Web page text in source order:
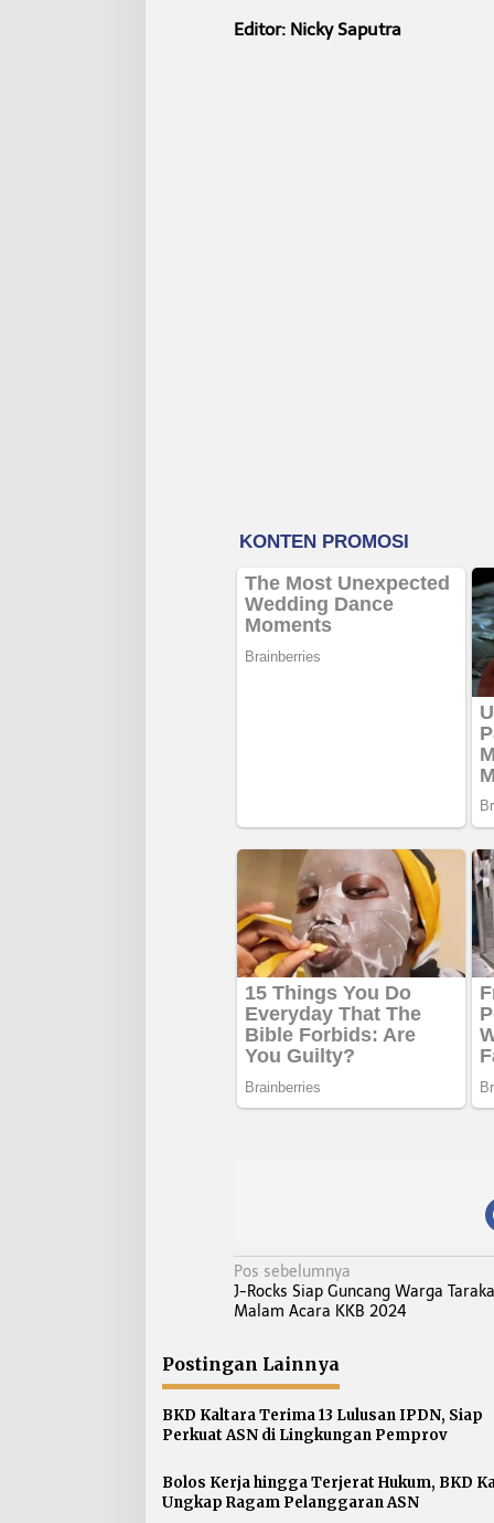
Editor: Nicky Saputra
N
a
i
g
a
s
p
o
Pos sebelumnya
J-Rocks Siap Guncang Warga
Malam Acara KKB 2024
Postingan Lainnya
BKD Kaltara Terima 13 Lulusan IPDN, Siap
Perkuat ASN di Lingkungan Pemprov
Bolos Kerja hingga Terjerat Hukum, BKD
Ungkap Ragam Pelanggaran ASN